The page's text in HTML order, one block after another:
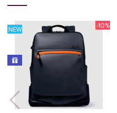
NEW -10%